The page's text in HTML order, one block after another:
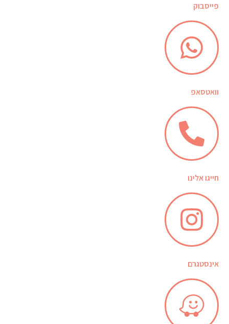
פייסבוק
וואטסאפ
חייגו אלינו
אינסטגרם